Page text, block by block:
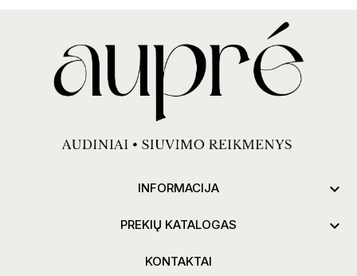
INFORMACIJA 
PREKIŲ KATALOGAS 
KONTAKTAI